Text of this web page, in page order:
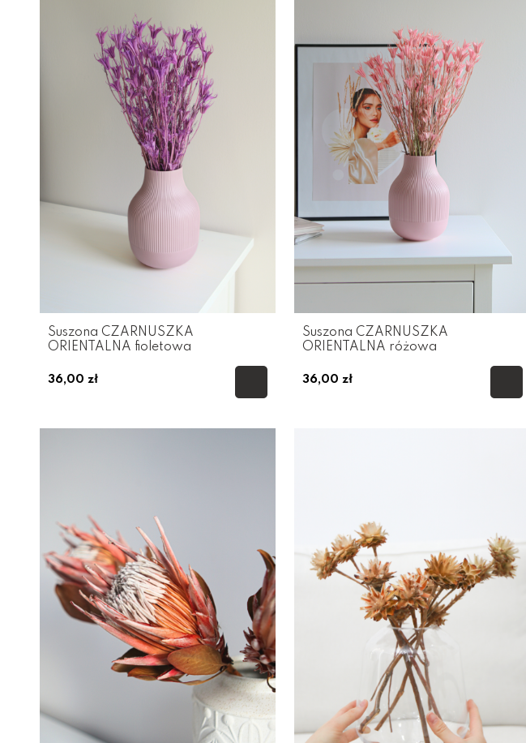
Suszona CZARNUSZKA
ORIENTALNA fioletowa
36,00 zł
Suszona CZARNUSZKA
ORIENTALNA różowa
36,00 zł